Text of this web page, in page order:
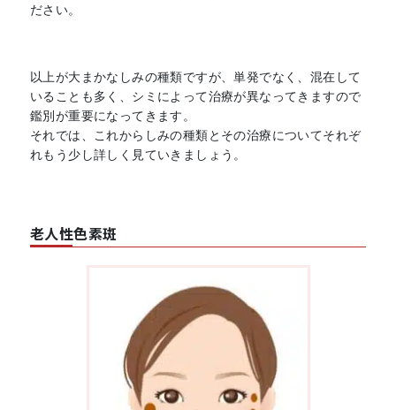
ださい。
以上が大まかなしみの種類ですが、単発でなく、混在して
いることも多く、シミによって治療が異なってきますので
鑑別が重要になってきます。
それでは、これからしみの種類とその治療についてそれぞ
れもう少し詳しく見ていきましょう。
老人性色素斑